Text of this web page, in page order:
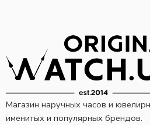
Магазин наручных часов и
именитых и популярных брендов.